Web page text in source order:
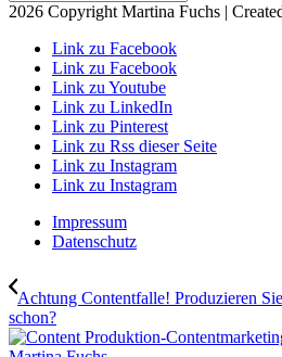
2026 Copyright Martina Fuchs |
Link zu Facebook
Link zu Facebook
Link zu Youtube
Link zu LinkedIn
Link zu Pinterest
Link zu Rss dieser Seite
Link zu Instagram
Link zu Instagram
Impressum
Datenschutz
Achtung Contentfalle! Produzieren
schon?